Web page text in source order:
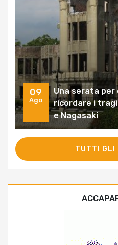
09
Ago
Una serata per
ricordare i
e Nagasaki
TUTTI GLI